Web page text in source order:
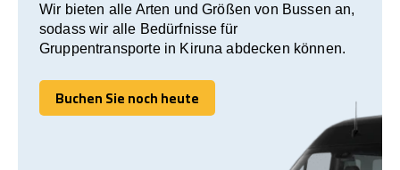
Wir bieten alle Arten und Größen von Bussen an,
sodass wir alle Bedürfnisse für
Gruppentransporte in Kiruna abdecken können.
Buchen Sie noch heute
Buchen Sie noch heute